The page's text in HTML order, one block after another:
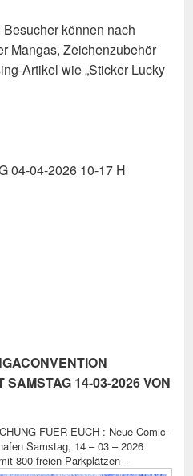
können nach
Mangas, Zeichenzubehör
Artikel wie „Sticker Lucky
04-04-2026 10-17 H
14-03-2026 VON
FUER EUCH : Neue Comic-
Samstag, 14 – 03 – 2026
800 freien Parkplätzen –